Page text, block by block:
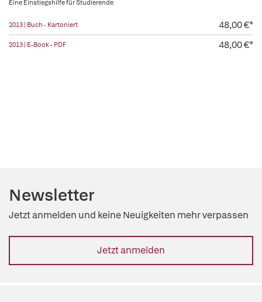
Eine Einstiegshilfe für Studierende
2013 | Buch - Kartoniert 48,00 €*
2013 | E-Book - PDF 48,00 €*
Newsletter
Jetzt anmelden und keine Neuigkeiten mehr verpassen
Jetzt anmelden